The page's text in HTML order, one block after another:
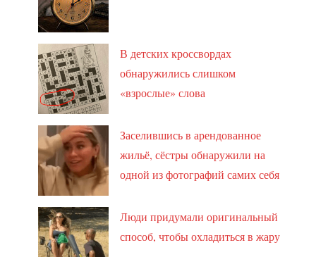
В детских кроссвордах
обнаружились слишком
«взрослые» слова
Заселившись в арендованное
жильё, сёстры обнаружили на
одной из фотографий самих себя
Люди придумали оригинальный
способ, чтобы охладиться в жару